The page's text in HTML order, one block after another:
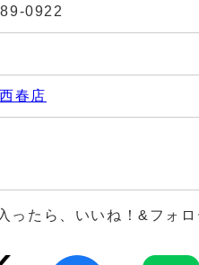
0922
春店
ったら、いいね！&フォ